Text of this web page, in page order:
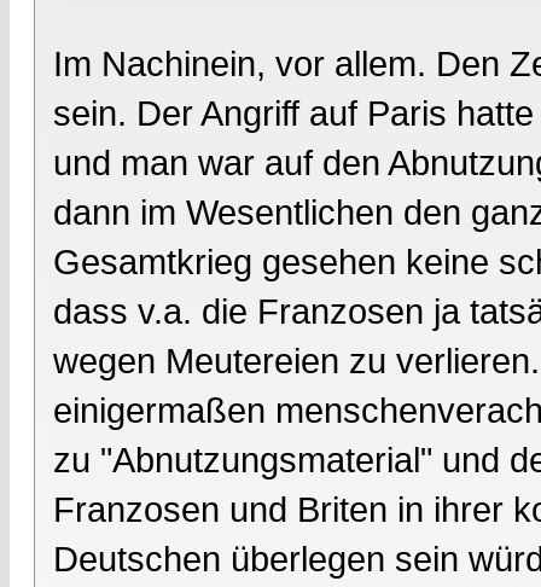
Im Nachinein, vor allem. Den
sein. Der Angriff auf Paris
und man war auf den
dann im Wesentlichen den
Gesamtkrieg gesehen keine
dass v.a. die Franzosen ja
wegen Meutereien zu
einigermaßen
zu "Abnutzungsmaterial" und
Franzosen und Briten in ihrer
Deutschen überlegen sein